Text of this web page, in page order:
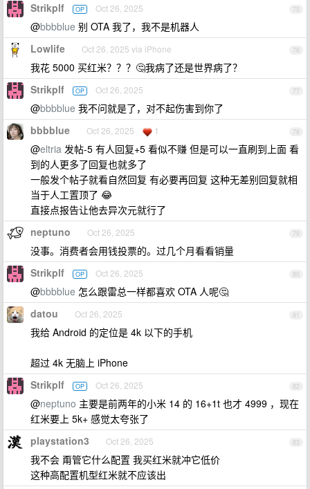
75
Strikplf OP Oct 26, 2025
@bbbblue 别 OTA 我了，我不是机器人
76
Lowlife Oct 26, 2025 via iPhone
我花 5000 买红米？？？🤔我病了还是世界病了？
77
Strikplf OP Oct 26, 2025
@bbbblue 我不问就是了，对不起伤害到你了
78
bbbblue Oct 26, 2025 1
@eltria 发帖-5 有人回复+5 看似不赚 但是可以一直刷到上面 看
到的人更多了回复也就多了
一般发个帖子就看自然回复 有必要再回复 这种无差别回复就相
当于人工置顶了 😂
直接点报告让他去异次元就行了
79
neptuno Oct 26, 2025
没事。消费者会用钱投票的。过几个月看看销量
80
Strikplf OP Oct 26, 2025
@bbbblue 怎么跟雷总一样都喜欢 OTA 人呢🤔
81
datou Oct 26, 2025
我给 Android 的定位是 4k 以下的手机
超过 4k 无脑上 iPhone
82
Strikplf OP Oct 26, 2025
@neptuno 主要是前两年的小米 14 的 16+1t 也才 4999 ，现在
红米要上 5k+ 感觉太夸张了
83
playstation3 Oct 26, 2025
我不会 甭管它什么配置 我买红米就冲它低价
这种高配置机型红米就不应该出